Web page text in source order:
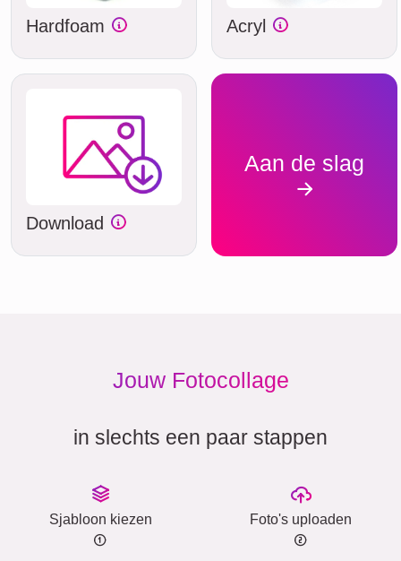
Hardfoam Acryl
Download
Aan de slag
Jouw Fotocollage
in slechts een paar stappen
Sjabloon kiezen Foto's uploaden